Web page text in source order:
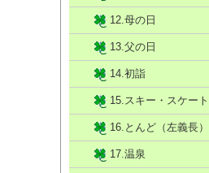
12.母の日
13.父の日
14.初詣
15.スキー・スケート
16.とんど（左義長）
17.温泉